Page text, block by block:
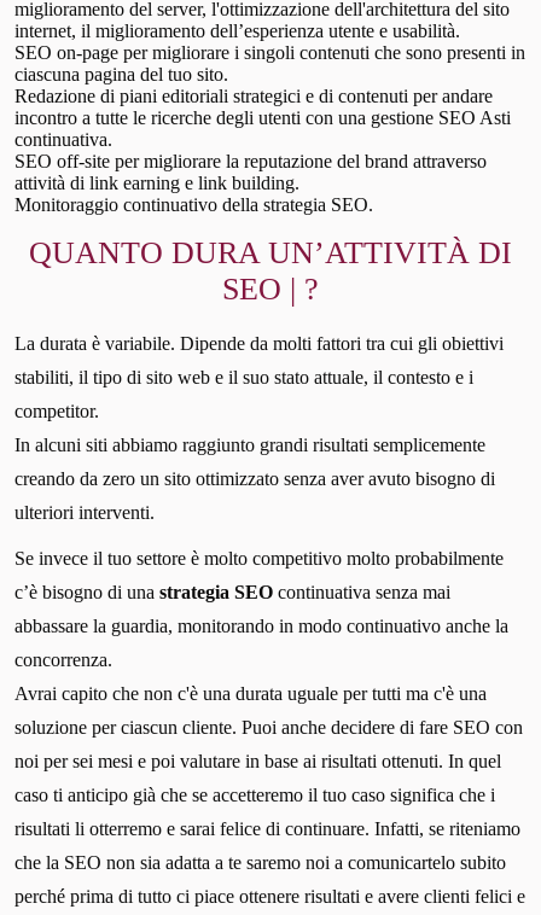
miglioramento del server, l'ottimizzazione dell'architettura del sito
internet, il miglioramento dell’esperienza utente e usabilità.
SEO on-page per migliorare i singoli contenuti che sono presenti in
ciascuna pagina del tuo sito.
Redazione di piani editoriali strategici e di contenuti per andare
incontro a tutte le ricerche degli utenti con una gestione SEO Asti
continuativa.
SEO off-site per migliorare la reputazione del brand attraverso
attività di link earning e link building.
Monitoraggio continuativo della strategia SEO.
QUANTO DURA UN’ATTIVITÀ DI
SEO | ?
La durata è variabile. Dipende da molti fattori tra cui gli obiettivi
stabiliti, il tipo di sito web e il suo stato attuale, il contesto e i
competitor.
In alcuni siti abbiamo raggiunto grandi risultati semplicemente
creando da zero un sito ottimizzato senza aver avuto bisogno di
ulteriori interventi.
Se invece il tuo settore è molto competitivo molto probabilmente
c’è bisogno di una strategia SEO continuativa senza mai
abbassare la guardia, monitorando in modo continuativo anche la
concorrenza.
Avrai capito che non c'è una durata uguale per tutti ma c'è una
soluzione per ciascun cliente. Puoi anche decidere di fare SEO con
noi per sei mesi e poi valutare in base ai risultati ottenuti. In quel
caso ti anticipo già che se accetteremo il tuo caso significa che i
risultati li otterremo e sarai felice di continuare. Infatti, se riteniamo
che la SEO non sia adatta a te saremo noi a comunicartelo subito
perché prima di tutto ci piace ottenere risultati e avere clienti felici e